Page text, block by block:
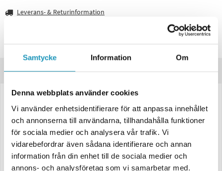
Samtycke Information Om
Denna webbplats använder cookies
Vi använder enhetsidentifierare för att anpassa innehållet
och annonserna till användarna, tillhandahålla funktioner
för sociala medier och analysera vår trafik. Vi
vidarebefordrar även sådana identifierare och annan
information från din enhet till de sociala medier och
annons- och analysföretag som vi samarbetar med.
Leverans- & Returinformation
Frågor om produkten?
Produktinformation
12V, 220×138×35,5 mm
Kraftfull och mångsidig
LED-baklampa från Ajba för vänster sida
utrustad med helasju funktionerför ökad säkerhet och synlighet på
vägen.